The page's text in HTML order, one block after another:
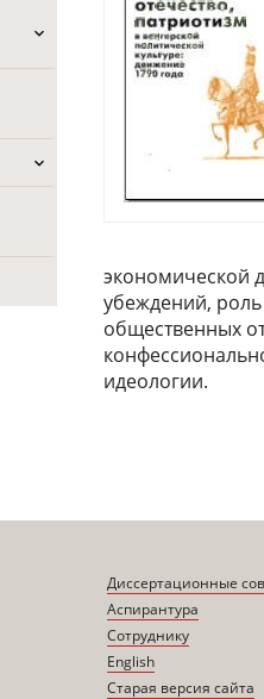
экономической
убеждений,
общественных
идеологии.
Диссертационные
Аспирантура
Сотруднику
English
Старая версия сайта